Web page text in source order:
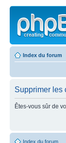
Index du forum
Supprimer les
Êtes-vous sûr de
Index du forum